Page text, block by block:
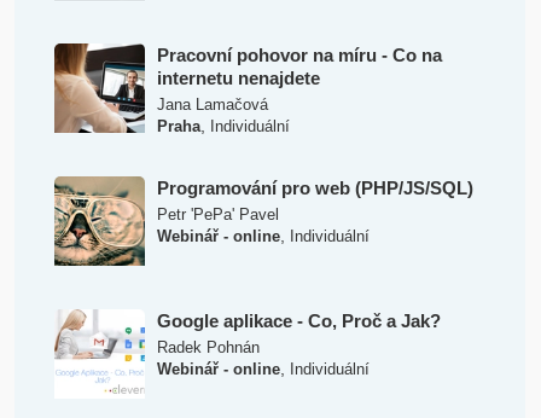
Pracovní pohovor na míru - Co na
internetu nenajdete
Jana Lamačová
Praha, Individuální
Programování pro web (PHP/JS/SQL)
Petr 'PePa' Pavel
Webinář - online, Individuální
Google aplikace - Co, Proč a Jak?
Radek Pohnán
Webinář - online, Individuální